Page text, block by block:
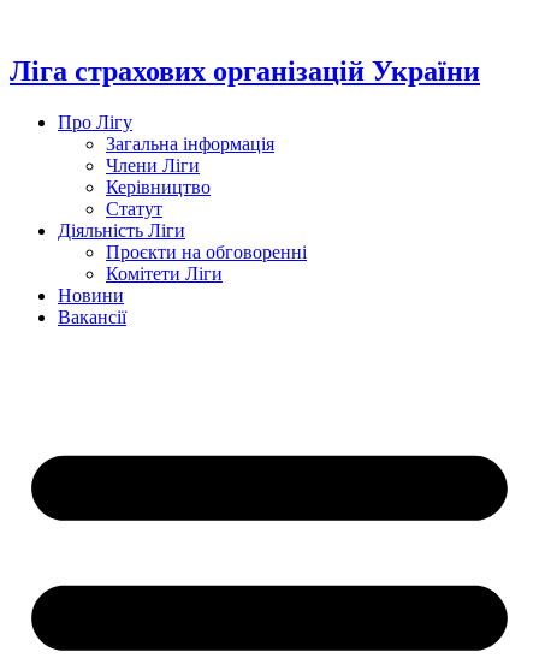
вмісту
Ліга страхових організацій України
Про Лігу
Загальна інформація
Члени Ліги
Керівництво
Статут
Діяльність Ліги
Проєкти на обговоренні
Комітети Ліги
Новини
Вакансії